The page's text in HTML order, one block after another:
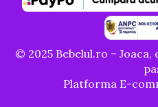
© 2025 Bebelul.ro –
Platforma E-